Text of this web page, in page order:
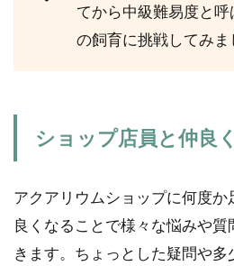
てから中級難易度と
の飼育に挑戦してみま
ショップ店員と仲良
アクアリウムショップに何度
良くなることで様々な悩みや
きます。ちょっとした疑問や多